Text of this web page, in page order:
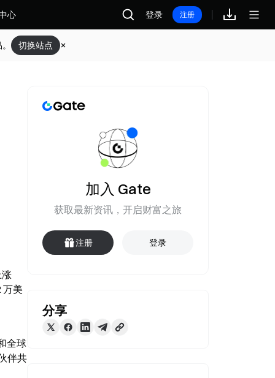
心 登录 注册
切换站点
万美
全球
伴共
加入 Gate
获取最新资讯，开启财富之旅
注册 登录
分享